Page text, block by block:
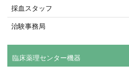
採血スタッフ
治験事務局
臨床薬理センター機器